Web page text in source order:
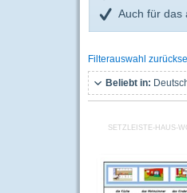
Auch für das
Filterauswahl
Beliebt in:
SETZLEISTE-HAUS-